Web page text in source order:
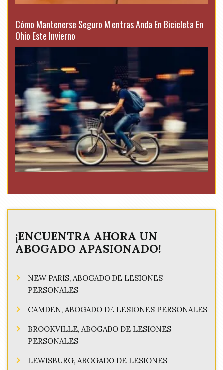
Cómo Mantenerse Seguro Mientras Anda En Bicicleta En
Ohio Este Invierno
¡ENCUENTRA AHORA UN
ABOGADO APASIONADO!
NEW PARIS, ABOGADO DE LESIONES
PERSONALES
CAMDEN, ABOGADO DE LESIONES PERSONALES
BROOKVILLE, ABOGADO DE LESIONES
PERSONALES
LEWISBURG, ABOGADO DE LESIONES